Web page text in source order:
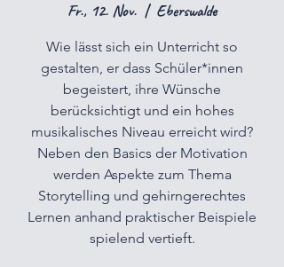
Fr., 12. Nov.
  |
Eberswalde
Wie lässt sich ein Unterricht so
gestalten, er dass Schüler*innen
begeistert, ihre Wünsche
berücksichtigt und ein hohes
musikalisches Niveau erreicht wird?
Neben den Basics der Motivation
werden Aspekte zum Thema
Storytelling und gehirngerechtes
Lernen anhand praktischer Beispiele
spielend vertieft.